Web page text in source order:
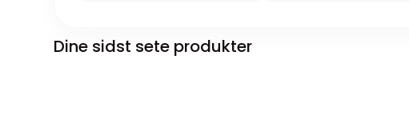
Dine sidst sete produkter